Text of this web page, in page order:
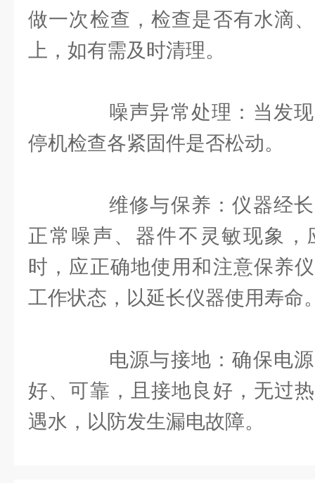
做一次检查，检查是否有水滴
上，如有需及时清理。
噪声异常处理：当发现
停机检查各紧固件是否松动。
维修与保养：仪器经长
正常噪声、器件不灵敏现象
时，应正确地使用和注意保养
工作状态，以延长仪器使用寿命
电源与接地：确保电源
好、可靠，且接地良好，无过
遇水，以防发生漏电故障。